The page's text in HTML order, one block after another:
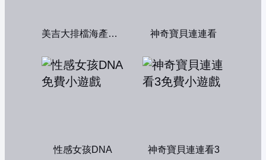
美吉大排檔海產店：中文版 神奇寶貝連連看
性感女孩DNA 神奇寶貝連連看3